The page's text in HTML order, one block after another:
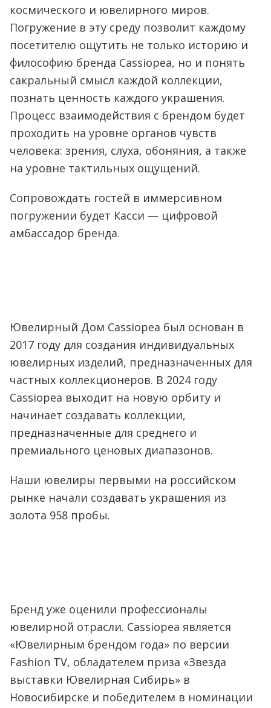
космического и ювелирного миров.
Погружение в эту среду позволит каждому
посетителю ощутить не только историю и
философию бренда Cassiopea, но и понять
сакральный смысл каждой коллекции,
познать ценность каждого украшения.
Процесс взаимодействия с брендом будет
проходить на уровне органов чувств
человека: зрения, слуха, обоняния, а также
на уровне тактильных ощущений.
Сопровождать гостей в иммерсивном
погружении будет Касси — цифровой
амбассадор бренда.
Ювелирный Дом Cassiopea был основан в
2017 году для создания индивидуальных
ювелирных изделий, предназначенных для
частных коллекционеров. В 2024 году
Cassiopea выходит на новую орбиту и
начинает создавать коллекции,
предназначенные для среднего и
премиального ценовых диапазонов.
Наши ювелиры первыми на российском
рынке начали создавать украшения из
золота 958 пробы.
Бренд уже оценили профессионалы
ювелирной отрасли. Cassiopea является
«Ювелирным брендом года» по версии
Fashion TV, обладателем приза «Звезда
выставки Ювелирная Сибирь» в
Новосибирске и победителем в номинации